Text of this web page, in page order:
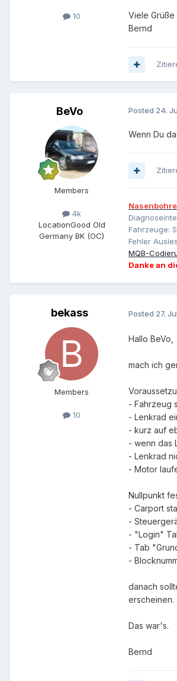
10
Viele Grüße
Bernd
BeVo
Members
4k
LocationGood Old
Germany BK (OC)
Posted 24.
Wenn Du
Fahrzeuge:
Fehler
MQB-
Danke an
bekass
Members
10
Posted 27.
Hallo BeVo,
mach ich
- Fahrzeug
- Lenkrad
- kurz auf
- wenn das
- Lenkrad
- Motor
Nullpunkt
- Carport
-
- "Login"
- Tab
-
danach
erscheinen.
Das war's.
Bernd